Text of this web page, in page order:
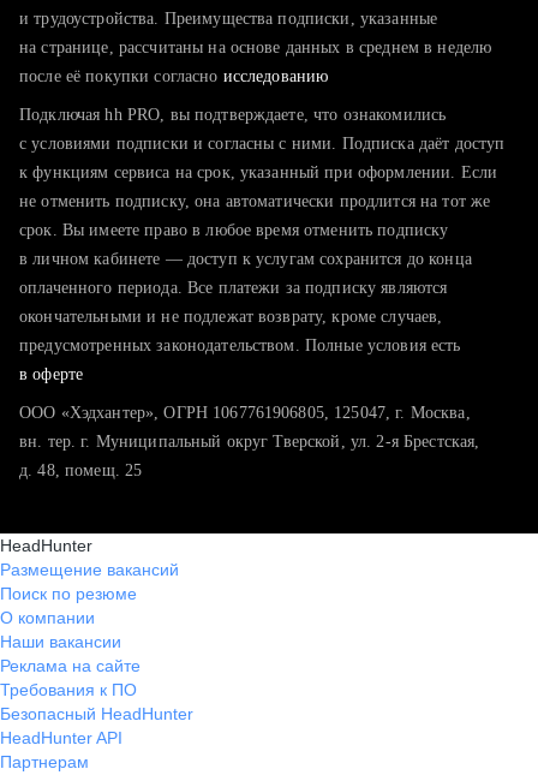
тратите много времени на поиск и вручную поднимаете
хотите сравнить себя с конкурентами и оценить шансы
и трудоустройства. Преимущества подписки, указанные
на странице, рассчитаны на основе данных в среднем в неделю
после её покупки согласно исследованию
Подключая hh PRO, вы подтверждаете, что ознакомились
с условиями подписки и согласны с ними. Подписка даёт доступ
к функциям сервиса на срок, указанный при оформлении. Если
не отменить подписку, она автоматически продлится на тот же
срок. Вы имеете право в любое время отменить подписку
в личном кабинете — доступ к услугам сохранится до конца
оплаченного периода. Все платежи за подписку являются
окончательными и не подлежат возврату, кроме случаев,
предусмотренных законодательством. Полные условия есть
в оферте
ООО «Хэдхантер», ОГРН 1067761906805, 125047, г. Москва,
вн. тер. г. Муниципальный округ Тверской, ул. 2-я Брестская,
д. 48, помещ. 25
HeadHunter
Размещение вакансий
Поиск по резюме
О компании
Наши вакансии
Реклама на сайте
Требования к ПО
Безопасный HeadHunter
HeadHunter API
Партнерам